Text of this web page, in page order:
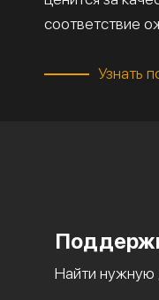
соответствие
Узнать
Найти нужную